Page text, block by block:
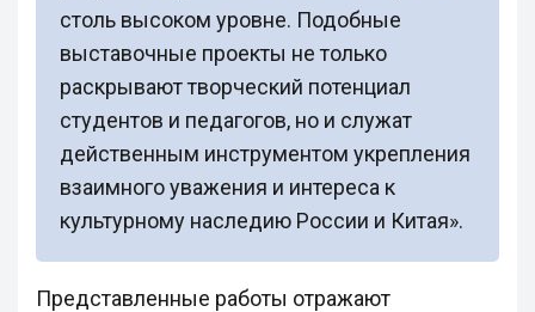
столь высоком уровне. Подобные
выставочные проекты не только
раскрывают творческий потенциал
студентов и педагогов, но и служат
действенным инструментом укрепления
взаимного уважения и интереса к
культурному наследию России и Китая».
Представленные работы отражают